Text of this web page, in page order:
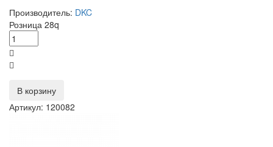
Производитель: DKC
Розница 28q
В корзину
Артикул: 120082